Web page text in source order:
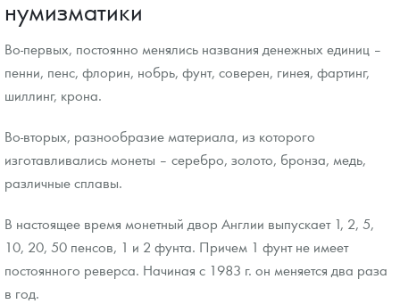
нумизматики
Во-первых, постоянно менялись названия денежных единиц –
пенни, пенс, флорин, нобрь, фунт, соверен, гинея, фартинг,
шиллинг, крона.
Во-вторых, разнообразие материала, из которого
изготавливались монеты – серебро, золото, бронза, медь,
различные сплавы.
В настоящее время монетный двор Англии выпускает 1, 2, 5,
10, 20, 50 пенсов, 1 и 2 фунта. Причем 1 фунт не имеет
постоянного реверса. Начиная с 1983 г. он меняется два раза
в год.